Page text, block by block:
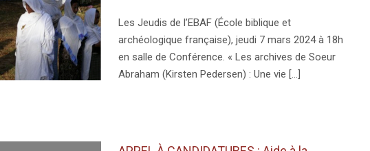
Les Jeudis de l’EBAF (École biblique et
archéologique française), jeudi 7 mars 2024 à 18h
en salle de Conférence. « Les archives de Soeur
Abraham (Kirsten Pedersen) : Une vie [...]